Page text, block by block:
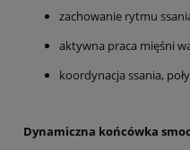
zachowanie rytmu
aktywna praca mięśni
koordynacja ssania,
Dynamiczna końcówka